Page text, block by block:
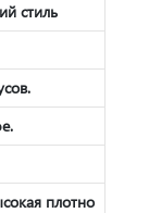
стиль
плотно